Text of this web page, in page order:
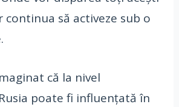
continua să activeze sub o
că la nivel
poate fi influențată în